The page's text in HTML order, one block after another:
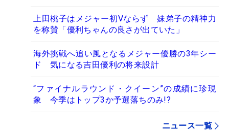
上田桃子はメジャー初Vならず 妹弟子の精神力
を称賛「優利ちゃんの良さが出ていた」
海外挑戦へ追い風となるメジャー優勝の3年シー
ド 気になる吉田優利の将来設計
“ファイナルラウンド・クイーン”の成績に珍現
象 今季はトップ3か予選落ちのみ!?
ニュース一覧